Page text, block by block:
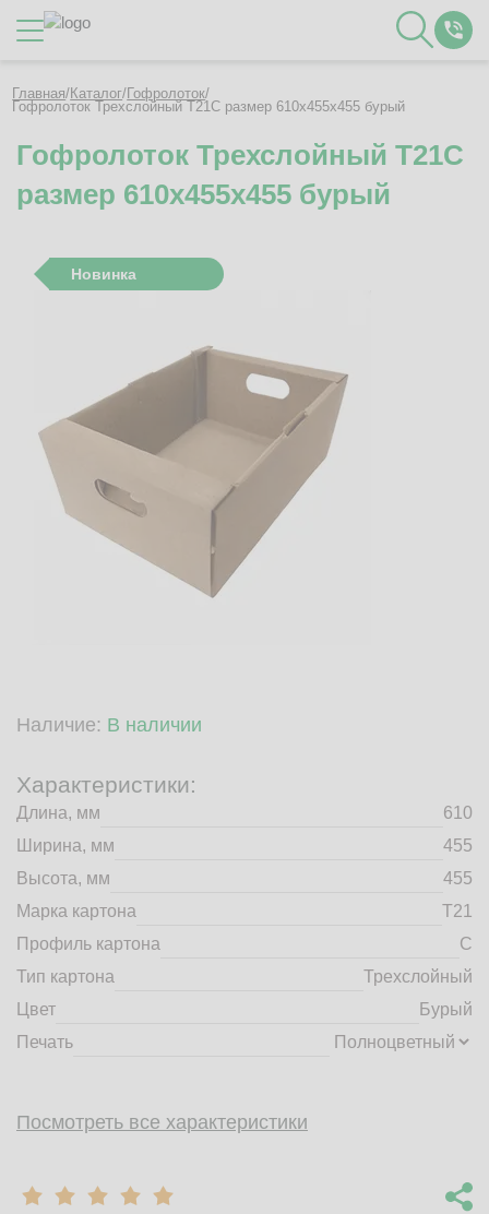
О Компании
Контакты
Полезное
Вакансии
Гофротара с печатью
Фотогалерея
Рассчитать стоимость упаковки
Заказать звонок
Пн-Пт 8:00 - 17:00
market@tdbrkarton.ru
+7 (4832) 71-44-42
г. Брянск, Белобережская улица, 1А
© 2014 - 2026 | ООО ТД "Брянский картон" Все права защищены,
Главная/Каталог/Гофролоток/
Гофролоток Трехслойный Т21C размер 610x455x455 бурый
Гофролоток Трехслойный Т21C
размер 610x455x455 бурый
Новинка
Наличие: В наличии
Характеристики:
Длина, мм
610
Ширина, мм
455
Высота, мм
455
Марка картона
Т21
Профиль картона
C
Тип картона
Трехслойный
Цвет
Бурый
Печать
Посмотреть все характеристики